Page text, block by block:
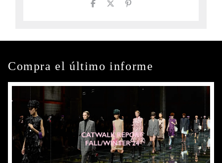
Compra el último informe